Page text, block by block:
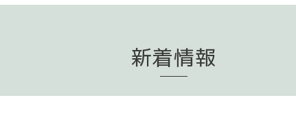
新着情報